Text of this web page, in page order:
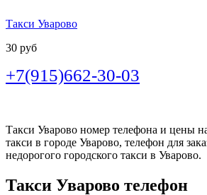
Такси Уварово
30 руб
+7(915)662-30-03
Такси Уварово номер телефона и цены
такси в городе Уварово, телефон для
недорогого городского такси в Уварово.
Такси Уварово телефон